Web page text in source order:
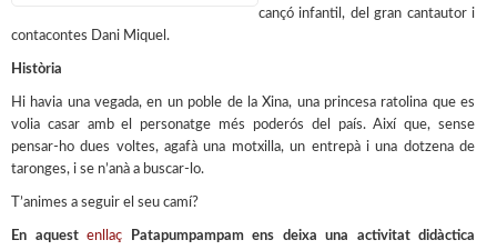
cançó infantil, del gran cantautor i
contacontes Dani Miquel.
Història
Hi havia una vegada, en un poble de la Xina, una princesa ratolina que es
volia casar amb el personatge més poderós del país. Així que, sense
pensar-ho dues voltes, agafà una motxilla, un entrepà i una dotzena de
taronges, i se n’anà a buscar-lo.
T’animes a seguir el seu camí?
En aquest enllaç Patapumpampam ens deixa una activitat didàctica